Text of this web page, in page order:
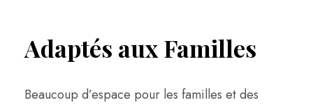
Adaptés aux Familles
Beaucoup d’espace pour les familles et des